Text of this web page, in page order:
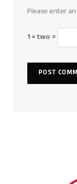
Please enter
1 × two =